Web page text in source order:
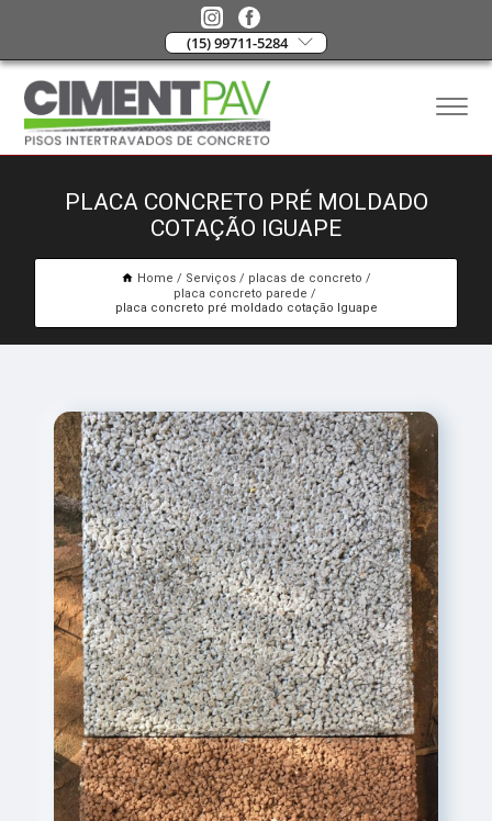
(15) 99711-5284
PLACA CONCRETO PRÉ MOLDADO
COTAÇÃO IGUAPE
Home Serviços
placas de concreto
placa concreto parede
placa concreto pré moldado cotação Iguape